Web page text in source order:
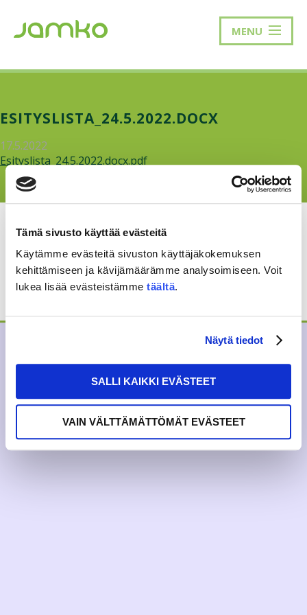
Tämä sivusto käyttää evästeitä
Käytämme evästeitä sivuston käyttäjäkokemuksen
kehittämiseen ja kävijämäärämme analysoimiseen. Voit
lukea lisää evästeistämme täältä.
Näytä tiedot
SALLI KAIKKI EVÄSTEET
VAIN VÄLTTÄMÄTTÖMÄT EVÄSTEET
MENU
ESITYSLISTA_24.5.2022.DOCX
17.5.2022
Esityslista_24.5.2022.docx.pdf
RAKKAUDELLA,MEOM